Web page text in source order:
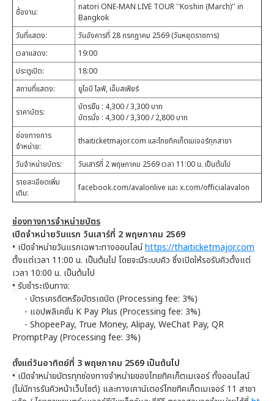
ชื่องาน:
natori ONE-MAN LIVE TOUR ''Koshin (March)'' in
Bangkok
วันที่แสดง:
วันอังคารที่ 28 กรกฎาคม 2569 (วันหยุดราชการ)
เวลาแสดง:
19:00
ประตูเปิด:
18:00
สถานที่แสดง:
ยูโอบี ไลฟ์, เอ็มสเฟียร์
ราคาบัตร:
บัตรยืน : 4,300 / 3,300 บาท
บัตรนั่ง : 4,300 / 3,300 / 2,800 บาท
ช่องทางการ
จำหน่าย:
thaiticketmajor.com และไทยทิคเก็ตเมเจอร์ทุกสาขา
วันจำหน่ายบัตร:
วันเสาร์ที่ 2 พฤษภาคม 2569 เวลา 11:00 น. เป็นต้นไป
รายละเอียดเพิ่ม
เติม:
facebook.com/avalonlive และ x.com/officialavalon
ช่องทางการจำหน่ายบัตร
เปิดจำหน่ายวันแรก วันเสาร์ที่ 2 พฤษภาคม 2569
• เปิดจำหน่ายวันแรกเฉพาะทางออนไลน์https://thaiticketmajor.com
ตั้งแต่เวลา 11:00 น. เป็นต้นไป โดยจะมีระบบคิว ซึ่งเปิดให้รอรับคิวตั้งแต่
เวลา 10:00 น. เป็นต้นไป
• รับชำระเงินทาง:
- บัตรเครดิตหรือบัตรเดบิต (Processing fee: 3%)
- แอปพลิเคชั่น K Pay Plus (Processing fee: 3%)
- ShopeePay, True Money, Alipay, WeChat Pay, QR
PromptPay (Processing fee: 3%)
ตั้งแต่วันอาทิตย์ที่ 3 พฤษภาคม 2569 เป็นต้นไป
• เปิดจำหน่ายบัตรทุกช่องทางจำหน่ายของไทยทิคเก็ตเมเจอร์ ทั้งออนไลน์
(ไม่มีการรันคิวหน้าเว็บไซต์) และทางเคาน์เตอร์ไทยทิคเก็ตเมเจอร์ 11 สาขา